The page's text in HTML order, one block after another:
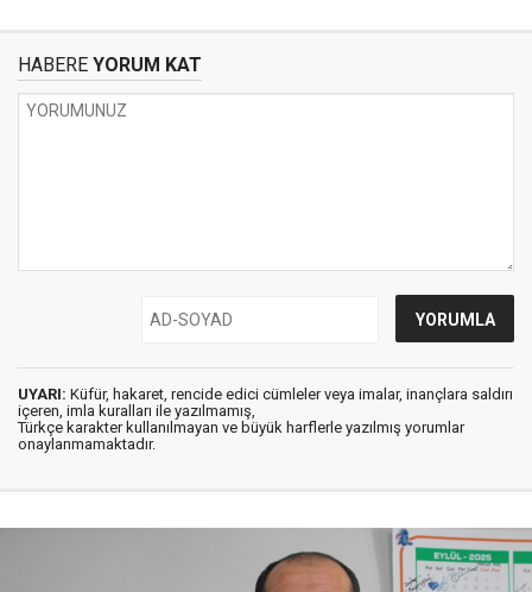
HABERE YORUM KAT
UYARI: Küfür, hakaret, rencide edici cümleler veya imalar, inançlara saldırı
içeren, imla kuralları ile yazılmamış,
Türkçe karakter kullanılmayan ve büyük harflerle yazılmış yorumlar
onaylanmamaktadır.